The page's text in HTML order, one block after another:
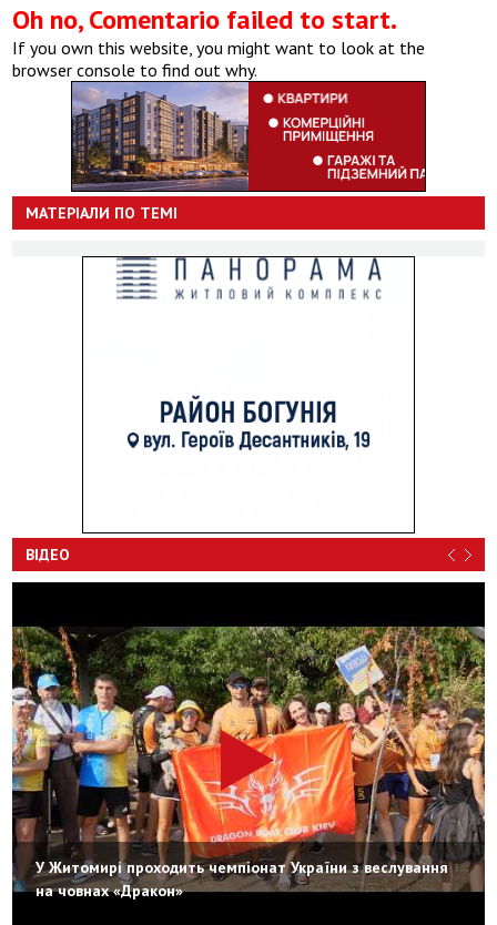
Oh no, Comentario failed to start.
If you own this website, you might want to look at the
browser console to find out why.
МАТЕРІАЛИ ПО ТЕМІ
ВІДЕО
У Житомирі проходить чемпіонат України з веслування
на човнах «Дракон»